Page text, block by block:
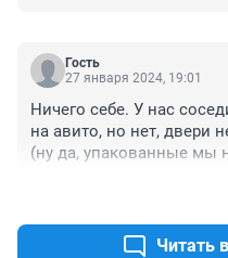
следовало бы на весь
наследили и их видели.
Гость
27 января 2024, 19:01
Ничего себе. У нас
на авито, но нет, двери
(ну да, упакованные мы
Читать